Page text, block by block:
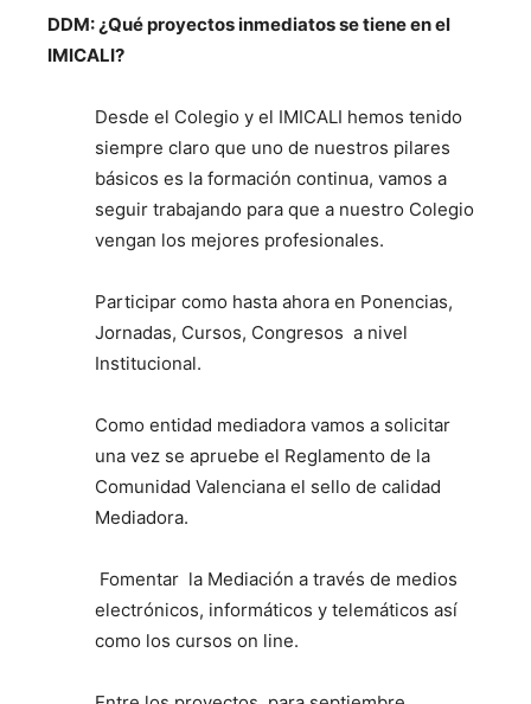
DDM: ¿Qué proyectos inmediatos se tiene en el
IMICALI?
Desde el Colegio y el IMICALI hemos tenido
siempre claro que uno de nuestros pilares
básicos es la formación continua, vamos a
seguir trabajando para que a nuestro Colegio
vengan los mejores profesionales.
Participar como hasta ahora en Ponencias,
Jornadas, Cursos, Congresos a nivel
Institucional.
Como entidad mediadora vamos a solicitar
una vez se apruebe el Reglamento de la
Comunidad Valenciana el sello de calidad
Mediadora.
Fomentar la Mediación a través de medios
electrónicos, informáticos y telemáticos así
como los cursos on line.